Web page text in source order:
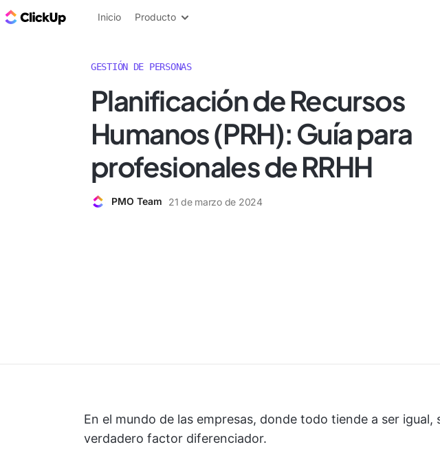
ClickUp Blog
Inicio Producto
GESTIÓN DE PERSONAS
Planificación de Recursos
Humanos (PRH): Guía para
profesionales de RRHH
PMO Team 21 de marzo de 2024
En el mundo de las empresas, donde todo tiende a ser igual,
verdadero factor diferenciador.